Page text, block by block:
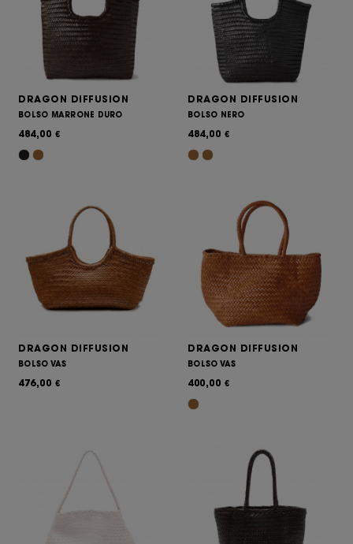
DRAGON DIFFUSION
BOLSO MARRONE DURO
484,00 €
DRAGON DIFFUSION
BOLSO NERO
484,00 €
DRAGON DIFFUSION
BOLSO VAS
476,00 €
DRAGON DIFFUSION
BOLSO VAS
400,00 €